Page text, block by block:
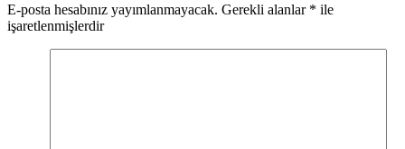
E-posta hesabınız yayımlanmayacak. Gerekli alanlar * ile
işaretlenmişlerdir